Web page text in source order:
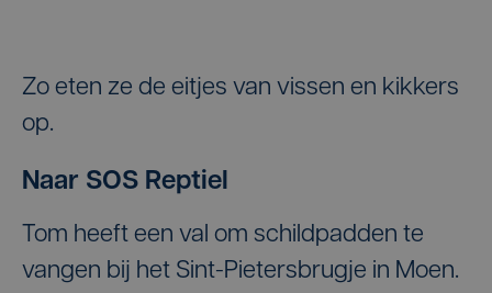
Zo eten ze de eitjes van vissen en kikkers
op.
Naar SOS Reptiel
Tom heeft een val om schildpadden te
vangen bij het Sint-Pietersbrugje in Moen.